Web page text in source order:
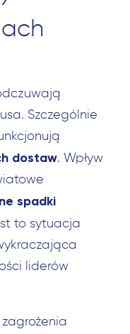
Szczególnie
dostaw. Wpływ
spadki
to sytuacja
liderów